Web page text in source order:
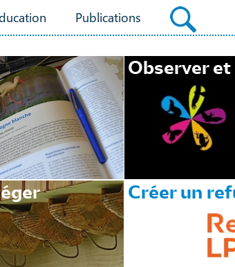
Publications
Observer
Créer un